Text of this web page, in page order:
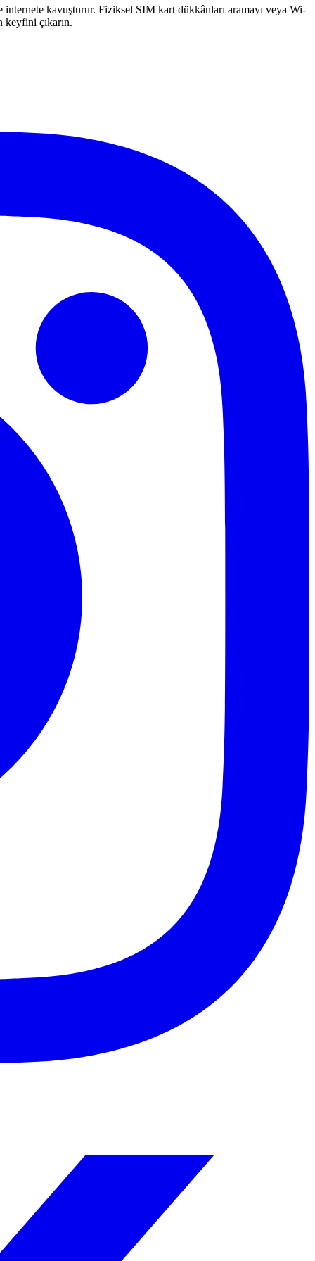
kavuşturur. Fiziksel SIM kart dükkânları aramayı veya Wi-
çıkarın.